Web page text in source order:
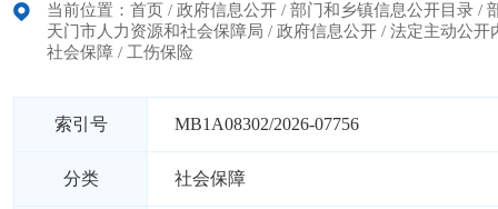
当前位置： 首页 / 政府信息公开 / 部门和乡镇信息公开目录 /
天门市人力资源和社会保障局 / 政府信息公开 / 法定主动公开
社会保障 / 工伤保险
索引号 MB1A08302/2026-07756
分类 社会保障